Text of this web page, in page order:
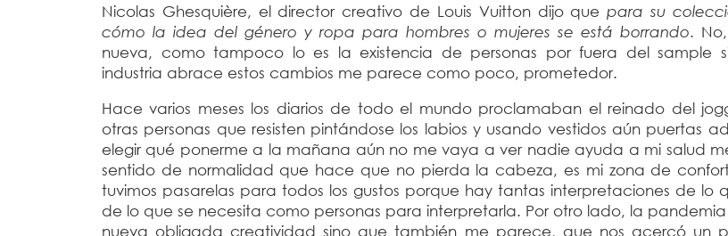
Nicolas Ghesquière, el director creativo de Louis Vuitton dijo quepara su
cómo la idea del género y ropa para hombres o mujeres se está borrando.
nueva, como tampoco lo es la existencia de personas por fuera del sample
industria abrace estos cambios me parece como poco, prometedor.
Hace varios meses los diarios de todo el mundo proclamaban el reinado del
otras personas que resisten pintándose los labios y usando vestidos aún puertas
elegir qué ponerme a la mañana aún no me vaya a ver nadie ayuda a mi salud
sentido de normalidad que hace que no pierda la cabeza, es mi zona de
tuvimos pasarelas para todos los gustos porque hay tantas interpretaciones de lo
de lo que se necesita como personas para interpretarla. Por otro lado, la
nueva obligada creatividad sino que también me parece, que nos acercó un